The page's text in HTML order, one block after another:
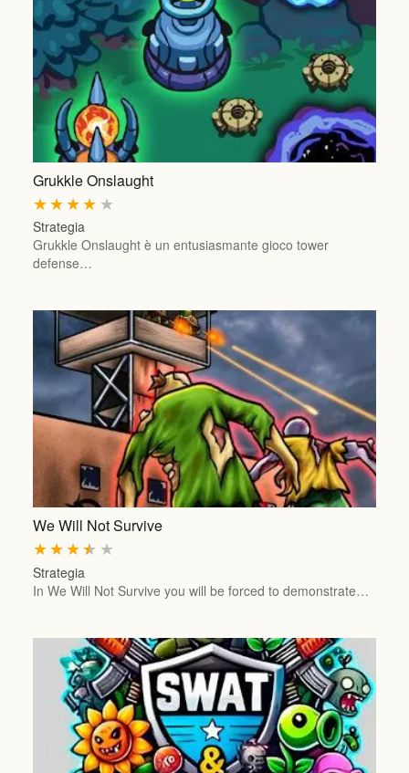
Grukkle Onslaught
★
★
★
★
★
Strategia
Grukkle Onslaught è un entusiasmante gioco tower
defense…
We Will Not Survive
★
★
★
★
★
Strategia
In We Will Not Survive you will be forced to demonstrate…